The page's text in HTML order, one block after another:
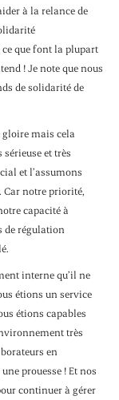
à la relance de
ce que font la plupart
! Je note que nous
de solidarité de
gloire mais cela
et très
et l’assumons
Car notre priorité,
capacité à
de régulation
interne qu’il ne
étions un service
étions capables
très
en
prouesse ! Et nos
continuer à gérer